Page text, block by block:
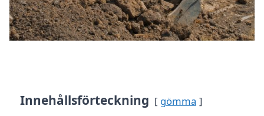
Innehållsförteckning gömma